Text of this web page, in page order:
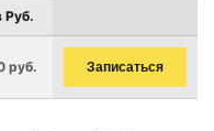
Руб.
руб. Записаться